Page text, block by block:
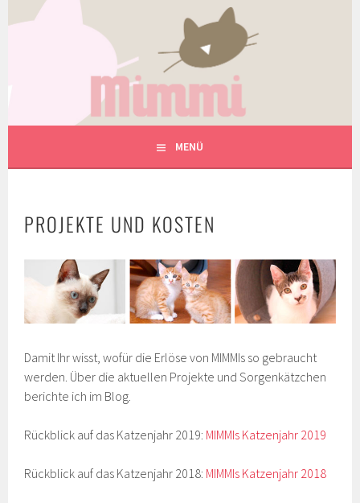
Springe
zum
MIMMIS TIERHILFE UND
TIERHEILPRAXIS
MENÜ
PROJEKTE UND KOSTEN
Damit Ihr wisst, wofür die Erlöse von MIMMIs so gebraucht
werden. Über die aktuellen Projekte und Sorgenkätzchen
berichte ich im Blog.
Rückblick auf das Katzenjahr 2019: MIMMIs Katzenjahr 2019
Rückblick auf das Katzenjahr 2018: MIMMIs Katzenjahr 2018